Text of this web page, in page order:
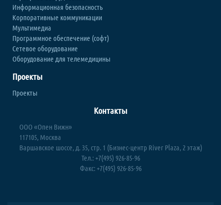
Информационная безопасность
Корпоративные коммуникации
Мультимедиа
Программное обеспечение (софт)
Сетевое оборудование
Оборудование для телемедицины
Проекты
Проекты
Контакты
ООО «Опен Вижн»
117105, Москва
Варшавское шоссе, д. 35, стр. 1 (Бизнес-центр River Plaza, 2 этаж)
Тел.: +7(495) 926-85-96
Факс: +7(495) 926-85-96